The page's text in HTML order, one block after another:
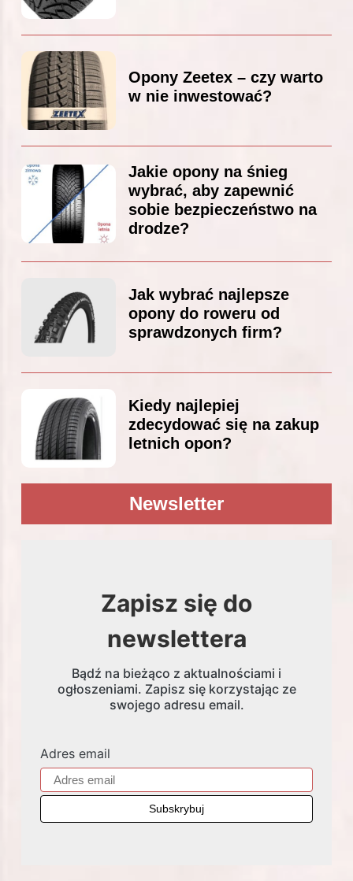
Opony Zeetex – czy warto
w nie inwestować?
Jakie opony na śnieg
wybrać, aby zapewnić
sobie bezpieczeństwo na
drodze?
Jak wybrać najlepsze
opony do roweru od
sprawdzonych firm?
Kiedy najlepiej
zdecydować się na zakup
letnich opon?
Newsletter
Zapisz się do
newslettera
Bądź na bieżąco z aktualnościami i
ogłoszeniami. Zapisz się korzystając ze
swojego adresu email.
Adres email